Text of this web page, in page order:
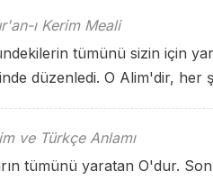
ı Kerim Meali
tümünü sizin için
düzenledi. O Alim'dir, her
ve Türkçe Anlamı
tümünü yaratan O'dur.